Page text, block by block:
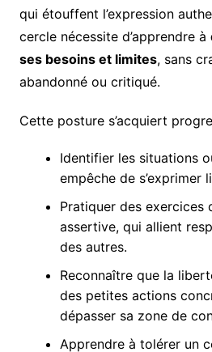
qui étouffent l’expression
cercle nécessite d’apprendre à
ses besoins et limites, sans
abandonné ou critiqué.
Cette posture s’acquiert
Identifier les situations
empêche de s’exprimer
Pratiquer des exercices
assertive, qui allient
des autres.
Reconnaître que la
des petites actions
dépasser sa zone de
Apprendre à tolérer un